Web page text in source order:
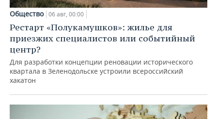
Общество 06 авг, 00:00
Рестарт «Полукамушков»: жилье для
приезжих специалистов или событийный
центр?
Для разработки концепции реновации исторического
квартала в Зеленодольске устроили всероссийский
хакатон